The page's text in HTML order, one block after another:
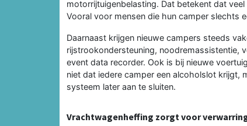
motorrijtuigenbelasting. Dat betekent dat
Vooral voor mensen die hun camper slechts
Daarnaast krijgen nieuwe campers steeds
rijstrookondersteuning, noodremassistentie,
event data recorder. Ook is bij nieuwe
niet dat iedere camper een alcoholslot krijgt,
systeem later aan te sluiten.
Vrachtwagenheffing zorgt voor